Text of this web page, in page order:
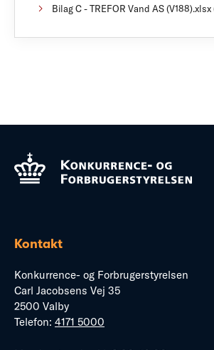
Bilag C - TREFOR Vand AS (V188).xlsx
Kontakt
Konkurrence- og Forbrugerstyrelsen
Carl Jacobsens Vej 35
2500 Valby
Telefon: 4171 5000